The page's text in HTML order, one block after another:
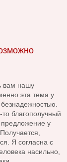
вам нашу
эта тема у
безнадежностью.
благополучный
предложение у
Я согласна с
насильно,